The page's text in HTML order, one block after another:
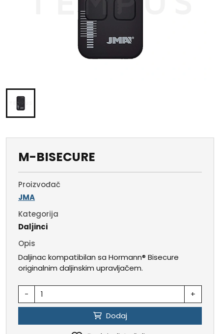
M-BISECURE
Proizvođač
JMA
Kategorija
Daljinci
Opis
Daljinac kompatibilan sa Hormann® Bisecure
originalnim daljinskim upravljačem.
- +
Dodaj